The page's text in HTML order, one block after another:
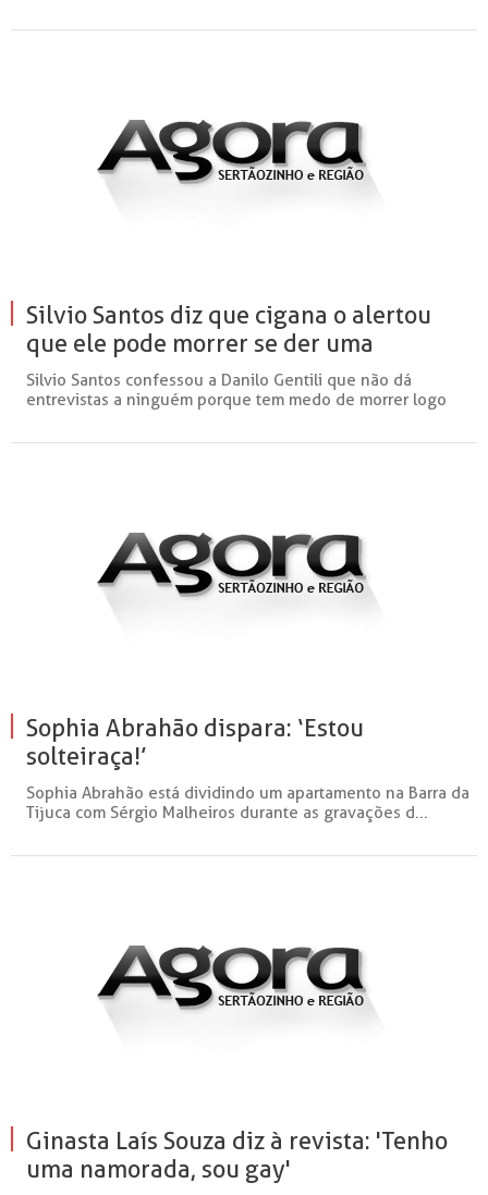
Silvio Santos diz que cigana o alertou
que ele pode morrer se der uma
entrevista
Silvio Santos confessou a Danilo Gentili que não dá
entrevistas a ninguém porque tem medo de morrer logo
Sophia Abrahão dispara: ‘Estou
solteiraça!’
Sophia Abrahão está dividindo um apartamento na Barra da
Tijuca com Sérgio Malheiros durante as gravações d...
Ginasta Laís Souza diz à revista: 'Tenho
uma namorada, sou gay'